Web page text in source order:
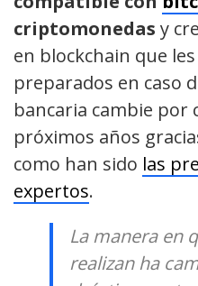
criptomonedas y
en blockchain que
preparados en caso
bancaria cambie por
próximos años
como han sido las
expertos.
La manera en
realizan ha